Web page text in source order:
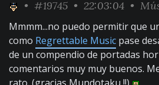
• #19745 • 22:03:04 •
Mmmm...no puedo permitir que
como Regrettable Music pase
de un compendio de portadas
comentarios muy muy buenos.